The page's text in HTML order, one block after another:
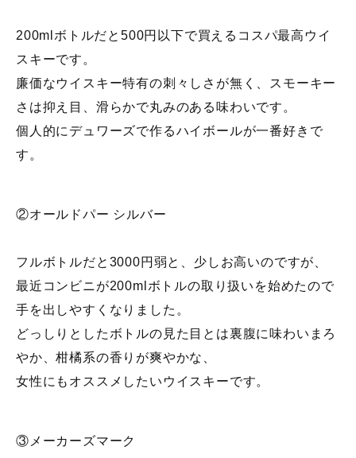
200mlボトルだと500円以下で買えるコスパ最高ウイ
スキーです。
廉価なウイスキー特有の刺々しさが無く、スモーキー
さは抑え目、滑らかで丸みのある味わいです。
個人的にデュワーズで作るハイボールが一番好きで
す。
②オールドパー シルバー
フルボトルだと3000円弱と、少しお高いのですが、
最近コンビニが200mlボトルの取り扱いを始めたので
手を出しやすくなりました。
どっしりとしたボトルの見た目とは裏腹に味わいまろ
やか、柑橘系の香りが爽やかな、
女性にもオススメしたいウイスキーです。
③メーカーズマーク